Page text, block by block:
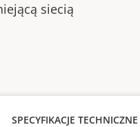
siecią
SPECYFIKACJE TECHNICZNE